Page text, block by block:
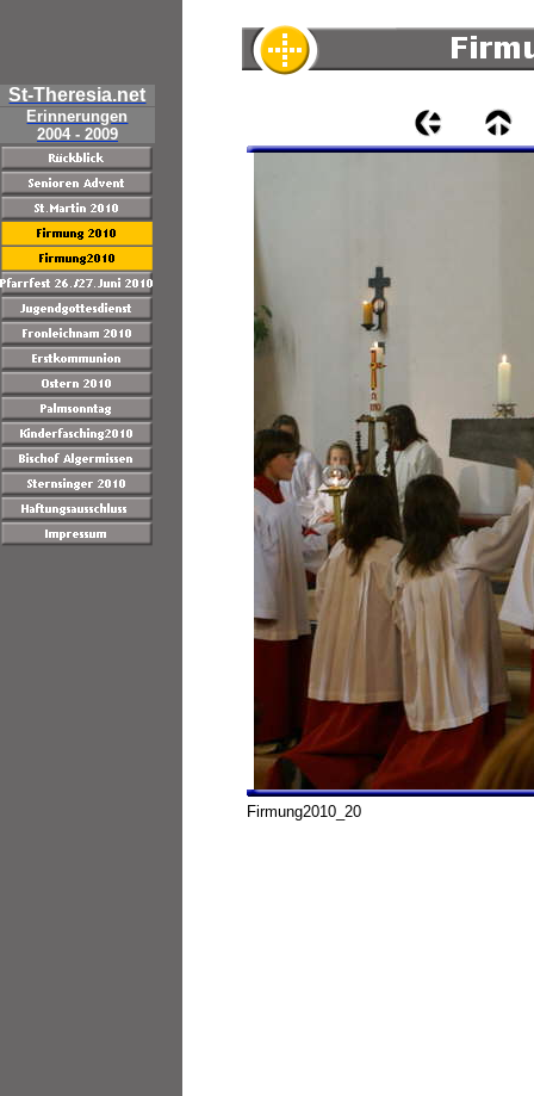
St-Theresia.net
Erinnerungen
2004 - 2009
Firmung2010_20